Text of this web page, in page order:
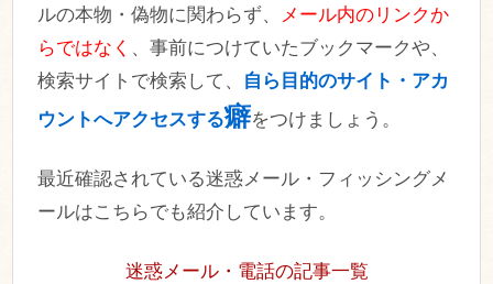
ルの本物・偽物に関わらず、 メール内のリンクか
らではなく 、事前につけていたブックマークや、
検索サイトで検索して、 自ら目的のサイト・アカ
ウントへアクセスする癖をつけましょう。
最近確認されている迷惑メール・フィッシングメ
ールはこちらでも紹介しています。
迷惑メール・電話の記事一覧